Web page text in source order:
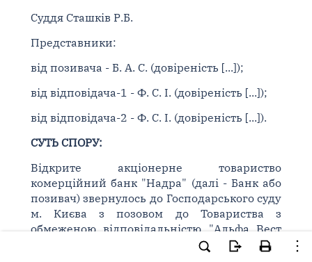
Суддя Сташків Р.Б.
Представники:
від позивача - Б. А. С. (довіреність [...]);
від відповідача-1 - Ф. С. І. (довіреність [...]);
від відповідача-2 - Ф. С. І. (довіреність [...]).
СУТЬ СПОРУ:
Відкрите акціонерне товариство
комерційний банк "Надра" (далі - Банк або
позивач) звернулось до Господарського суду
м. Києва з позовом до Товариства з
обмеженою відповідальністю "Альфа Вест
Ойл Груп" (далі -ТОВ "Альфа Вест Ойл Груп"